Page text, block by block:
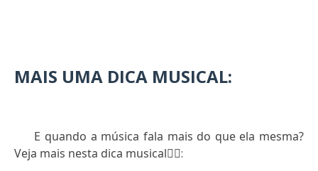
MAIS UMA DICA MUSICAL:
E quando a música fala mais do que ela mesma?
Veja mais nesta dica musical👇🏻: